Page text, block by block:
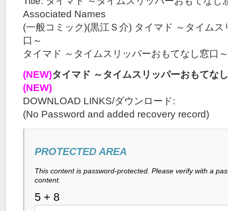
Associated Names
(一般コミック)(黒江Ｓ介) タイマド ～タイム
口～
タイマド ～タイムスリッパーおもてなし窓口～
(NEW)タイマド ～タイムスリッパーおもてな
(NEW)
DOWNLOAD LINKS/ダウンロード:
(No Password and added recovery record)
PROTECTED AREA
This content is password-protected. Please verify with a
content.